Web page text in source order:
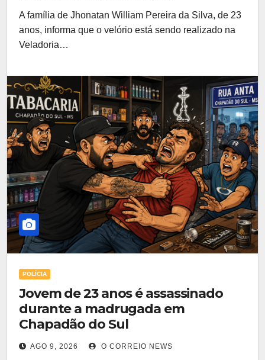
A família de Jhonatan William Pereira da Silva, de 23
anos, informa que o velório está sendo realizado na
Veladoria…
POLÍCIA
Jovem de 23 anos é assassinado
durante a madrugada em
Chapadão do Sul
AGO 9, 2026 O CORREIO NEWS